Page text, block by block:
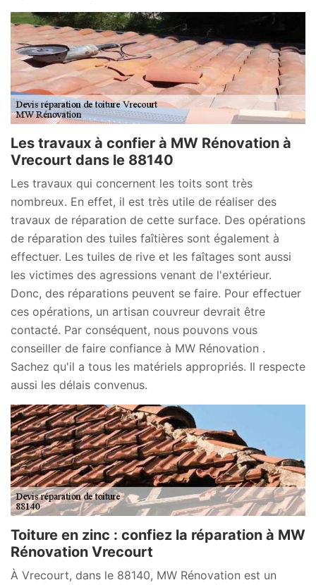
Les travaux à confier à MW Rénovation à
Vrecourt dans le 88140
Les travaux qui concernent les toits sont très
nombreux. En effet, il est très utile de réaliser des
travaux de réparation de cette surface. Des opérations
de réparation des tuiles faîtières sont également à
effectuer. Les tuiles de rive et les faîtages sont aussi
les victimes des agressions venant de l'extérieur.
Donc, des réparations peuvent se faire. Pour effectuer
ces opérations, un artisan couvreur devrait être
contacté. Par conséquent, nous pouvons vous
conseiller de faire confiance à MW Rénovation .
Sachez qu'il a tous les matériels appropriés. Il respecte
aussi les délais convenus.
Toiture en zinc : confiez la réparation à MW
Rénovation Vrecourt
À Vrecourt, dans le 88140, MW Rénovation est un